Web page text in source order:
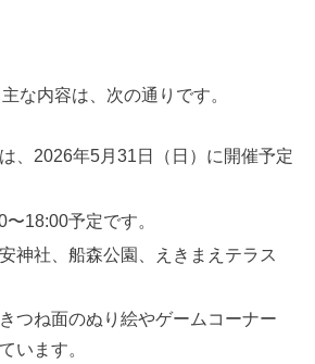
な内容は、次の通りです。
、2026年5月31日（日）に開催予定
18:00予定です。
神社、船森公園、えきまえテラス
つね面のぬり絵やゲームコーナー
います。